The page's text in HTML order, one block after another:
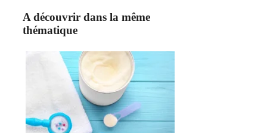
A découvrir dans la même
thématique